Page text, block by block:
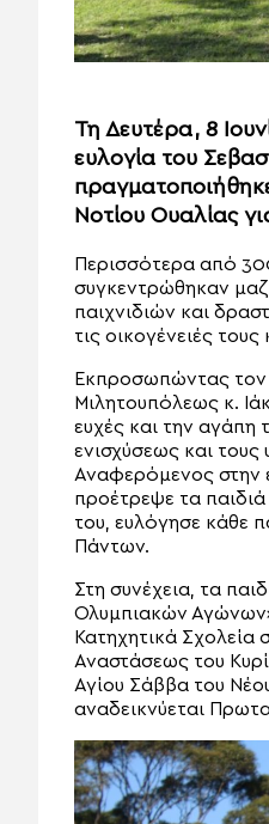
Τη Δευτέρα, 8
ευλογία του
Νοτίου Ουαλίας
Περισσότερα από
συγκεντρώθηκαν
παιχνιδιών και
τις οικογένειές
Εκπροσωπώντας τον
Μιλητουπόλεως κ.
ευχές και την αγάπη
ενισχύσεως και τους
Αναφερόμενος στην
προέτρεψε τα
του, ευλόγησε κάθε
Πάντων.
Στη συνέχεια, τα
Ολυμπιακών
Κατηχητικά
Αναστάσεως του
Αγίου Σάββα του
αναδεικνύεται